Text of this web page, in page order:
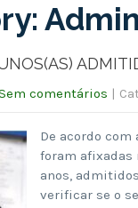
comentários |
De acordo
foram afixadas
anos,
verificar se o